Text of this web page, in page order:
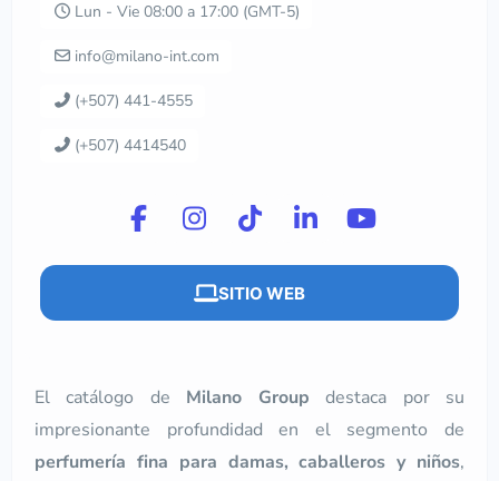
Lun - Vie 08:00 a 17:00 (GMT-5)
info@milano-int.com
(+507) 441-4555
(+507) 4414540
SITIO WEB
El catálogo de Milano Group destaca por su
impresionante profundidad en el segmento de
perfumería fina para damas, caballeros y niños,